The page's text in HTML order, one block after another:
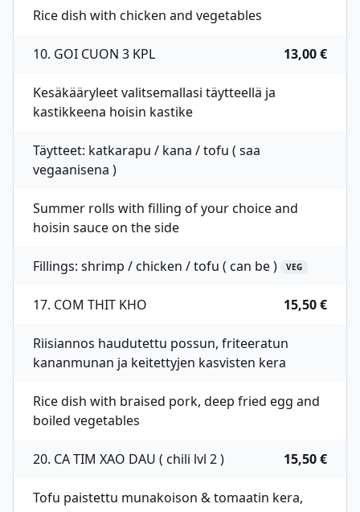
Rice dish with chicken and vegetables
10. GOI CUON 3 KPL 13,00 €
Kesäkääryleet valitsemallasi täytteellä ja
kastikkeena hoisin kastike
Täytteet: katkarapu / kana / tofu ( saa
vegaanisena )
Summer rolls with filling of your choice and
hoisin sauce on the side
Fillings: shrimp / chicken / tofu ( can be ) VEG
17. COM THIT KHO 15,50 €
Riisiannos haudutettu possun, friteeratun
kananmunan ja keitettyjen kasvisten kera
Rice dish with braised pork, deep fried egg and
boiled vegetables
20. CA TIM XAO DAU ( chili lvl 2 ) 15,50 €
Tofu paistettu munakoison & tomaatin kera,